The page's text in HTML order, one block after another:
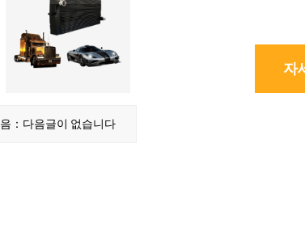
자
：다음글이 없습니다